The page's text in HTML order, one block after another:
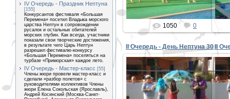
IV Очередь - Праздник Нептуна
[155]
Конкурсантов фестиваля «Большая
Перемена» посетил Владыка морского
царства Нептун в сопровождении
русалок и остальных обитателей
морских глубин. Как всегда, участники
показали свои творческие достижения,
в результате чего Царь Нептун
разрешил фестивалю-конкурсу
«Большая Перемена» поселяться на
турбазе «Приморская» каждое лето.
IV Очередь - Мастер-класс [55]
Члены жюри провели мастер-класс и
сделали «разбор полетов» с
руководителями коллективов Члены
жюри Елена Сокольская (Ярославль),
Андрей Косинский (Москва-Санкт-
1050 0
II Очередь - День Нептуна 30
30.08.2015
II